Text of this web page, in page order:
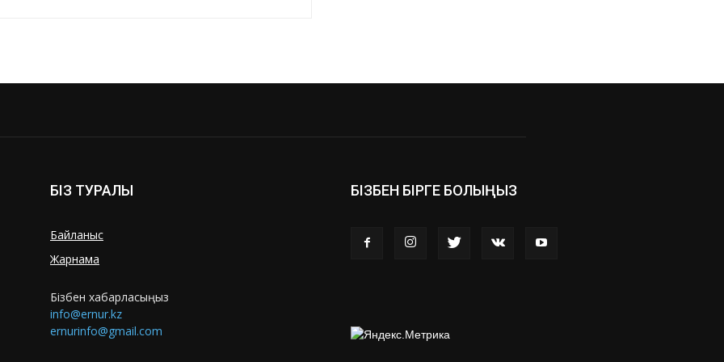
БІЗ ТУРАЛЫ
Байланыс
Жарнама
Бізбен хабарласыңыз
info@ernur.kz
ernurinfo@gmail.com
БІЗБЕН БІРГЕ БОЛЫҢЫЗ